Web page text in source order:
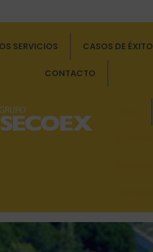
SERVICIOS CASOS DE ÉXITO
CONTACTO